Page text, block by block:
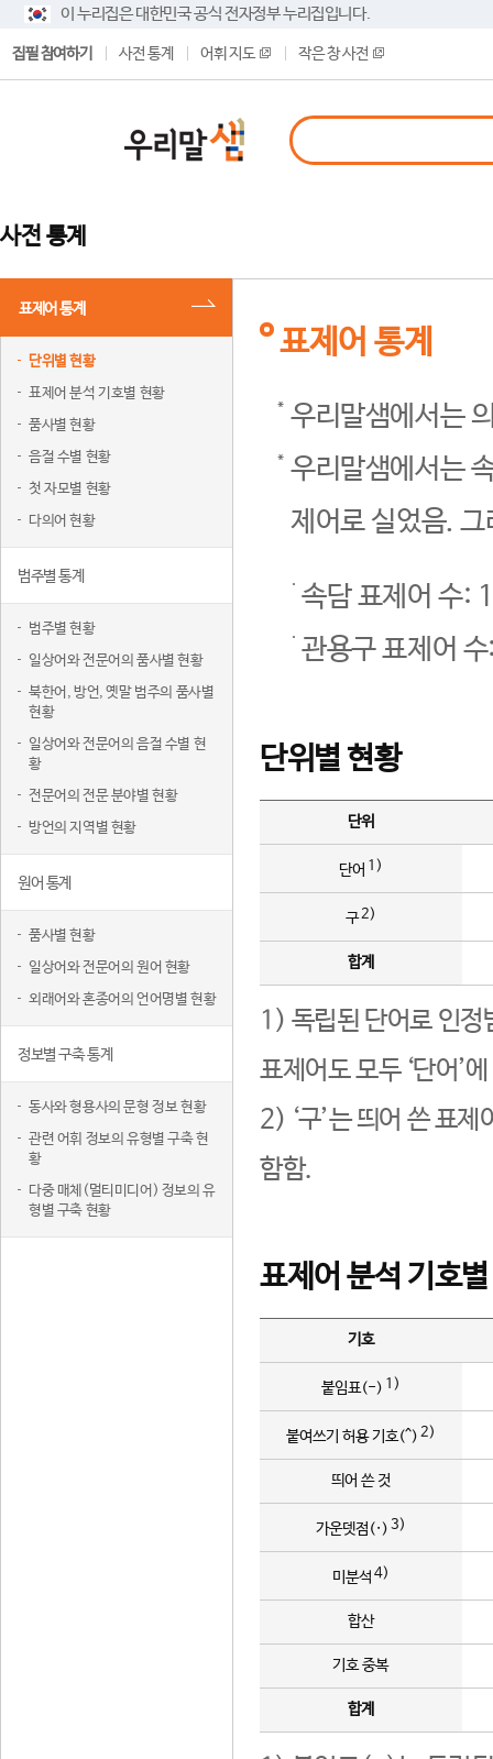
이 누리집은 대한민국 공식 전자정부 누리집입니다.
집필 참여하기 사전 통계 어휘 지도 작은 창 사전
사전 통계
표제어 통계
단위별 현황
표제어 분석 기호별 현황
품사별 현황
음절 수별 현황
첫 자모별 현황
다의어 현황
범주별 통계
범주별 현황
일상어와 전문어의 품사별 현황
북한어, 방언, 옛말 범주의 품사별
현황
일상어와 전문어의 음절 수별 현
황
전문어의 전문 분야별 현황
방언의 지역별 현황
원어 통계
품사별 현황
일상어와 전문어의 원어 현황
외래어와 혼종어의 언어명별 현황
정보별 구축 통계
동사와 형용사의 문형 정보 현황
관련 어휘 정보의 유형별 구축 현
황
다중 매체(멀티미디어) 정보의 유
형별 구축 현황
표제어 통계
우리말샘에서는
우리말샘에서는
제어로 실었음.
속담 표제어 수:
관용구 표제어
단위별 현황
단위
단어 1)
구2)
합계
1) 독립된 단어로 인정
표제어도 모두 ‘단어’
2) ‘구’는 띄어 쓴 표
함함.
표제어 분석 기호
기호
붙임표(-) 1)
붙여쓰기 허용 기호(^) 2)
띄어 쓴 것
가운뎃점(·) 3)
미분석 4)
합산
기호 중복
합계